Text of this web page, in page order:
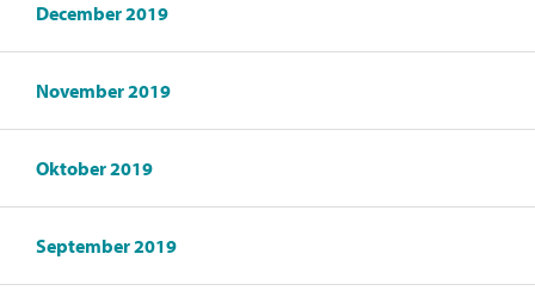
December 2019
November 2019
Oktober 2019
September 2019